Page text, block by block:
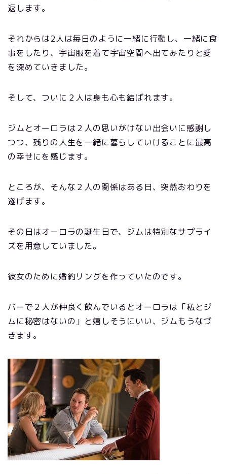
返します。
それからは2人は毎日のように一緒に行動し、一緒に食
事をしたり、宇宙服を着て宇宙空間へ出てみたりと愛
を深めていきました。
そして、ついに２人は身も心も結ばれます。
ジムとオーロラは２人の思いがけない出会いに感謝し
つつ、残りの人生を一緒に暮らしていけることに最高
の幸せにを感じます。
ところが、そんな２人の関係はある日、突然おわりを
遂げます。
その日はオーロラの誕生日で、ジムは特別なサプライ
ズを用意していました。
彼女のために婚約リングを作っていたのです。
バーで２人が仲良く飲んでいるとオーロラは「私とジ
ムに秘密はないの」と嬉しそうにいい、ジムもうなづ
きます。